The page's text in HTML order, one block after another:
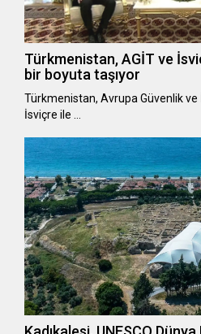
Türkmenistan, AGİT ve
bir boyuta taşıyor
Türkmenistan, Avrupa Güvenlik ve
İsviçre ile …